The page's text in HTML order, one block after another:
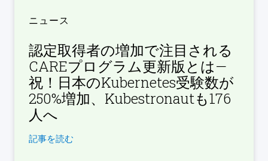
ニュース
認定取得者の増加で注目される
CAREプログラム更新版とは—
祝！日本のKubernetes受験数が
250%増加、Kubestronautも176
人へ
記事を読む